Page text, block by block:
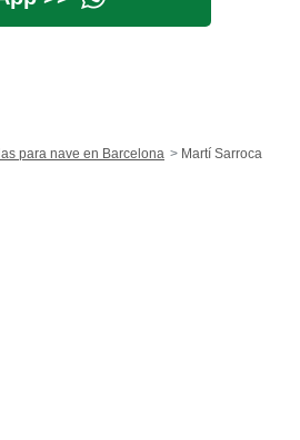
para nave en Barcelona Martí Sarroca